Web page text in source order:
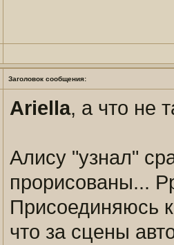
Заголовок сообщения:
Ariella, а что не
Алису "узнал"
прорисованы...
Присоединяюсь
что за сцены